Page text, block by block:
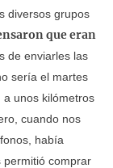
diversos grupos
que eran
de enviarles las
sería el martes
a unos kilómetros
cuando nos
había
permitió comprar